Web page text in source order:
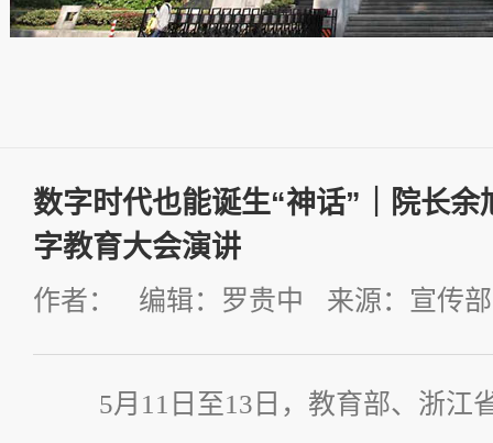
数字时代也能诞生“神话”｜院长
字教育大会演讲
作者： 编辑：罗贵中 来源：宣传
5月11日至13日，教育部、浙江